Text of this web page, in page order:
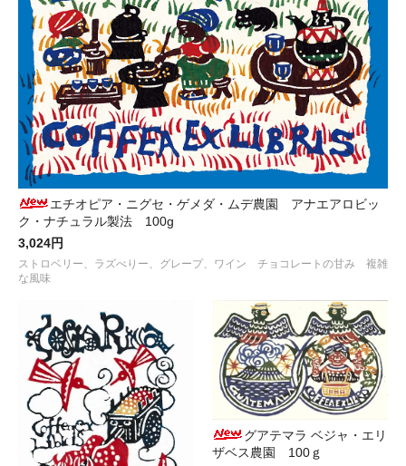
エチオピア・ニグセ・ゲメダ・ムデ農園 アナエアロビッ
ク・ナチュラル製法 100g
3,024円
ストロベリー、ラズべりー、グレープ、ワイン チョコレートの甘み 複雑
な風味
グアテマラ ベジャ・エリ
ザベス農園 100ｇ